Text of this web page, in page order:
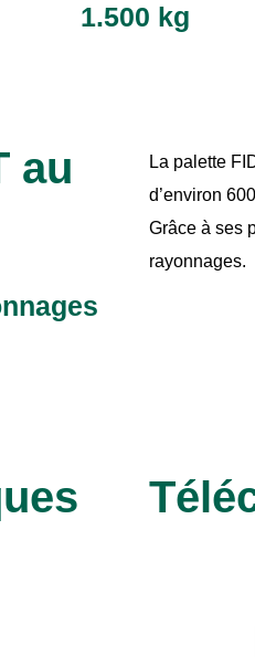
1.500 kg
au
La palette
d’environ
Grâce à ses
rayonnages.